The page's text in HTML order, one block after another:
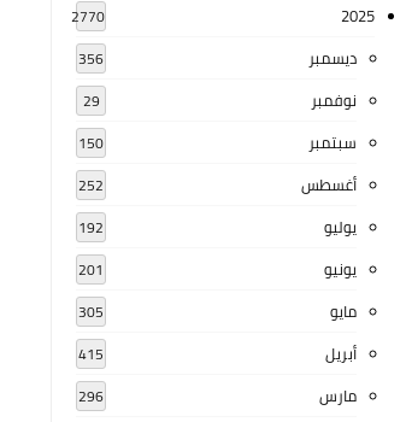
2025
2770
ديسمبر 356
نوفمبر 29
سبتمبر 150
أغسطس 252
يوليو 192
يونيو 201
مايو 305
أبريل 415
مارس 296